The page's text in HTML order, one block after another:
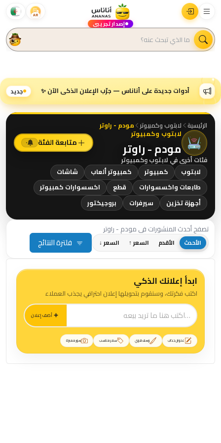
AR
إصدار تجريبي
أدوات جديدة على أناناس — جرّب الإعلان الذكي الآن ✨ جديد
الرئيسية لابتوب وكمبيوتر مودم - راوتر
لابتوب وكمبيوتر
مودم - راوتر متابعة الفئة ٠
فئات أخرى في لابتوب وكمبيوتر
لابتوب
كمبيوتر كمبيوتر ألعاب
شاشات
طابعات واكسسوارات
قطع
اكسسوارات كمبيوتر
أجهزة تخزين
سيرفرات بروجيكتور
تصفح أحدث المنشورات في مودم - راوتر
الأحدث الأقدم السعر ↑ السعر ↓ فلترة النتائج
ابدأ إعلانك الذكي
اكتب فكرتك، وسنقوم بتحويلها إعلان احترافي يجذب العملاء
أضف إعلان
عنوان جذاب وصف قوي سعر مناسب صور مميزة